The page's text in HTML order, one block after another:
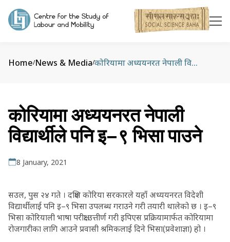
Home/News & Media/ कोरियामा अध्ययनरत नेपाली विद्यार्थीले पनि इ–९ भिसा पाउने
कोरियामा अध्ययनरत नेपाली
विद्यार्थीले पनि इ–९ भिसा पाउने
8 January, 2021
सउल, पुस २४ गते । दक्षिण कोरिया सरकारले यहाँ अध्ययनरत विदेशी
विद्यार्थीलाई पनि इ–९ भिसा उपलब्ध गराउने गरी तयारी थालेको छ । इ–९
भिसा कोरियाली भाषा परीक्षा उत्तीर्ण गरी इपिएस प्रक्रियामार्फत कोरियामा
रोजगारीका लागि आउने प्रवासी श्रमिकलाई दिने भिसा(प्रवेशाज्ञा) हो ।